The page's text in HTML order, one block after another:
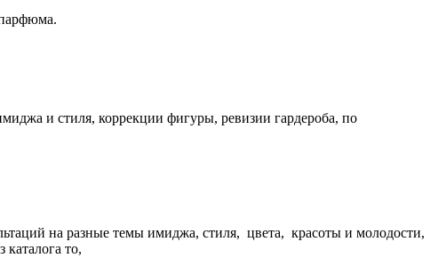
и стиля, коррекции фигуры, ревизии гардероба, по
на разные темы имиджа, стиля, цвета, красоты и молодости,
то,